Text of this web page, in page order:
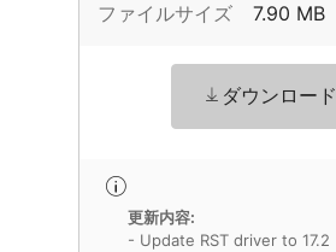
ファイルサイズ 7.90 MB
ダウンロード
更新内容:
- Update RST driver to 17.2